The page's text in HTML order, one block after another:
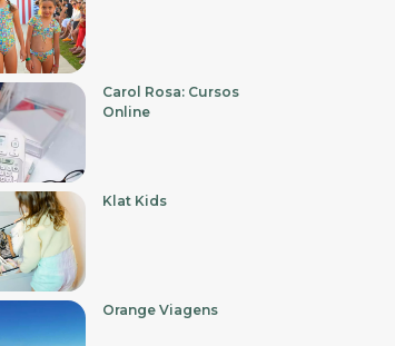
Carol Rosa: Cursos
Online
Klat Kids
Orange Viagens